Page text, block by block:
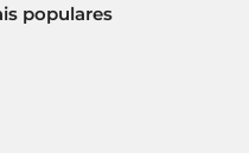
populares